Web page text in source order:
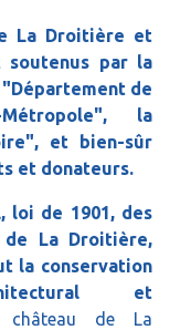
La Droitière et
soutenus par la
de
Métropole", la
et bien-sûr
et donateurs.
loi de 1901, des
La Droitière,
la conservation
et
château de La